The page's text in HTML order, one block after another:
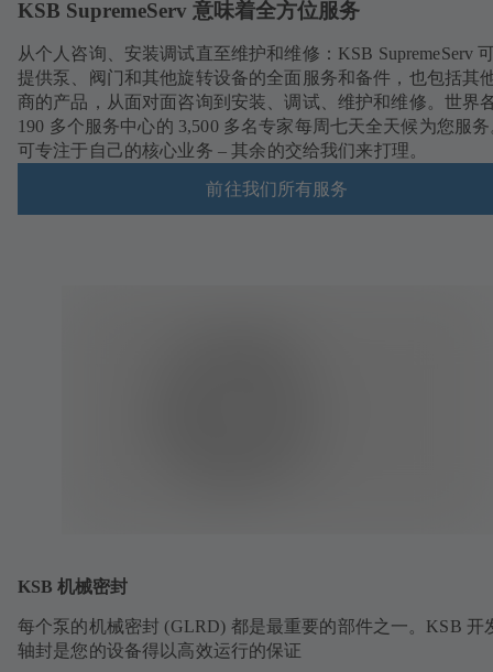
KSB SupremeServ 意味着全方位服务
从个人咨询、安装调试直至维护和维修：KSB SupremeServ
提供泵、阀门和其他旋转设备的全面服务和备件，也包括其
商的产品，从面对面咨询到安装、调试、维护和维修。世界
190 多个服务中心的 3,500 多名专家每周七天全天候为您服
可专注于自己的核心业务 – 其余的交给我们来打理。
前往我们所有服务
KSB 机械密封
每个泵的机械密封 (GLRD) 都是最重要的部件之一。KSB 开
轴封是您的设备得以高效运行的保证